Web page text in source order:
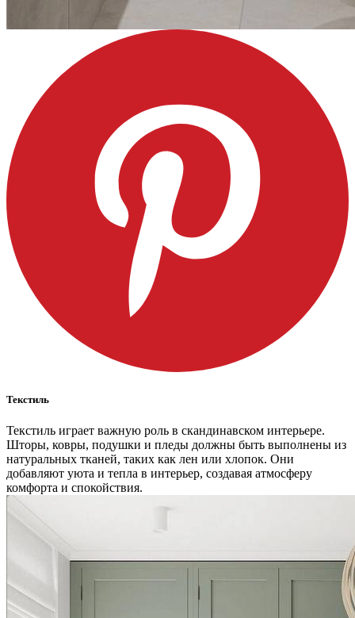
Текстиль
Текстиль играет важную роль в скандинавском интерьере.
Шторы, ковры, подушки и пледы должны быть выполнены из
натуральных тканей, таких как лен или хлопок. Они
добавляют уюта и тепла в интерьер, создавая атмосферу
комфорта и спокойствия.